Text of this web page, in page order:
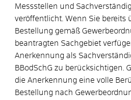
Messstellen und
veröffentlicht. Wenn Sie bereits
Bestellung gemäß
beantragten Sachgebiet
Anerkennung als
BBodSchG zu berücksichtigen.
die Anerkennung eine volle
Bestellung nach